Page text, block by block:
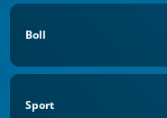
Boll
Sport